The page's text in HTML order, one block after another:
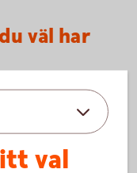
väl har
val